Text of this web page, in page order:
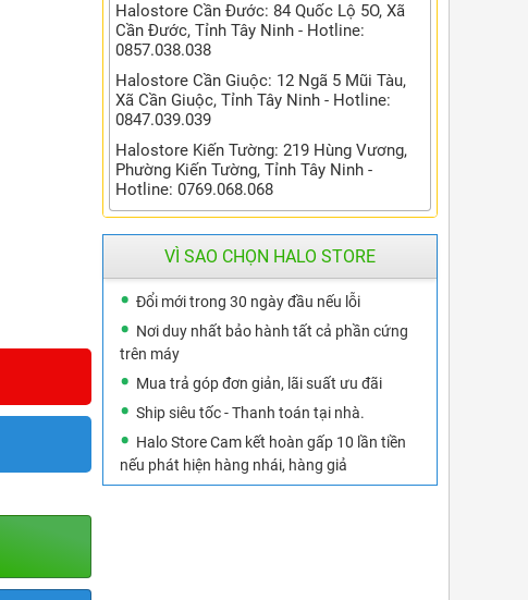
Halostore Cần Đước: 84 Quốc Lộ 5O, Xã
Cần Đước, Tỉnh Tây Ninh - Hotline:
0857.038.038
Halostore Cần Giuộc: 12 Ngã 5 Mũi Tàu,
Xã Cần Giuộc, Tỉnh Tây Ninh - Hotline:
0847.039.039
Halostore Kiến Tường: 219 Hùng Vương,
Phường Kiến Tường, Tỉnh Tây Ninh -
Hotline: 0769.068.068
VÌ SAO CHỌN HALO STORE
Đổi mới trong 30 ngày đầu nếu lỗi
Nơi duy nhất bảo hành tất cả phần cứng
trên máy
Mua trả góp đơn giản, lãi suất ưu đãi
Ship siêu tốc - Thanh toán tại nhà.
Halo Store Cam kết hoàn gấp 10 lần tiền
nếu phát hiện hàng nhái, hàng giả